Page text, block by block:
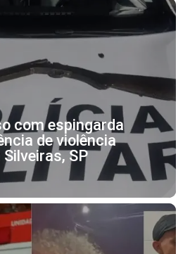
com espingarda
de violência
SP